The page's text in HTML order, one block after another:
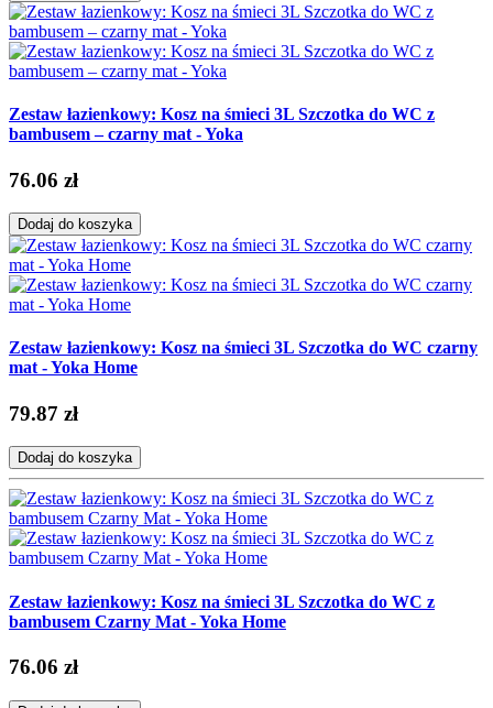
Zestaw łazienkowy: Kosz na śmieci 3L Szczotka do WC z
bambusem – czarny mat - Yoka
76.06 zł
Dodaj do koszyka
Zestaw łazienkowy: Kosz na śmieci 3L Szczotka do WC czarny
mat - Yoka Home
79.87 zł
Dodaj do koszyka
Zestaw łazienkowy: Kosz na śmieci 3L Szczotka do WC z
bambusem Czarny Mat - Yoka Home
76.06 zł